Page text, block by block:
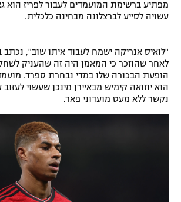
רשיון להקרנה פומבית לבית עסק
הצטרפות לחבילת הערוצים
לוח דרושים – ג'ובנט
גיימינג E-Sports
מפתיע ברשימת המועמדים לעבור לפריז הוא
עשויה לסייע לברצלונה מבחינה כלכלית.
"לואיס אנריקה ישמח לעבוד איתו שוב",
לאחר שהוזכר כי המאמן היה זה שהעניק
הופעת הבכורה שלו במדי נבחרת ספרד.
הוא יוזואה קימיש מבאיירן מינכן שעשוי
נקשר ללא מעט מועדוני פאר.